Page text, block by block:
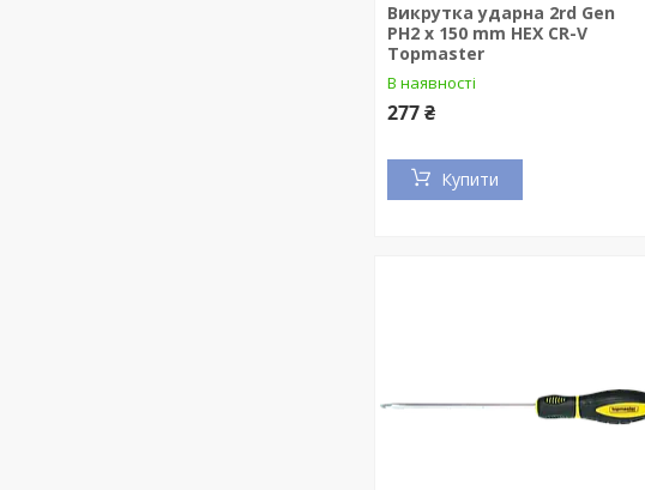
Викрутка ударна 2rd Gen
PH2 x 150 mm HEX CR-V
Topmaster
В наявності
277 ₴
Купити